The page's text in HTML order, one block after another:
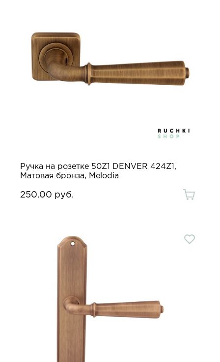
Ручка на розетке 50Z1 DENVER 424Z1,
Матовая бронза, Melodia
250.00 руб.